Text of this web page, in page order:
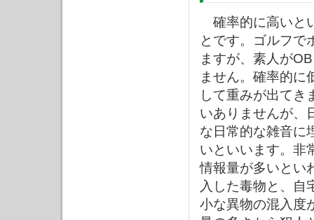
確率的に高いと
とです。ゴルフで
ますが、素人が
ません。確率的に
して重みが出てき
いありませんが、
な日常的な雑音に
いといいます。非
情報量が多いとい
入した毒物と、自
小な異物の混入度